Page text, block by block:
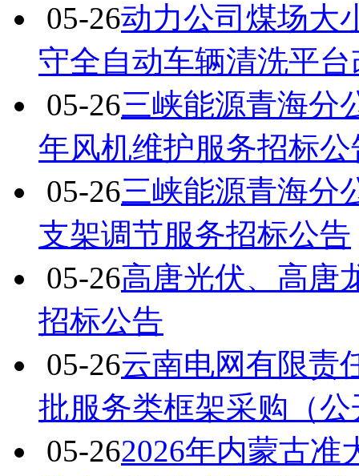
05-26动力公司煤场大
守全自动车辆清洗平
05-26三峡能源青海分
年风机维护服务招标公
05-26三峡能源青海分
支架调节服务招标公告
05-26高唐光伏、高唐
招标公告
05-26云南电网有限责
批服务类框架采购（
05-262026年内蒙古准